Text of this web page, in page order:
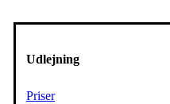
Udlejning
Priser